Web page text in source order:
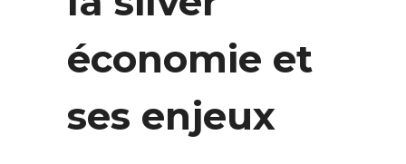
la silver
économie et
ses enjeux